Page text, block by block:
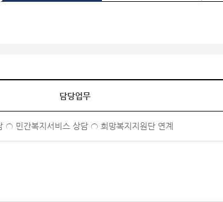
담당업무
○ 민간복지서비스 상담 ○ 희망복지지원단 연계